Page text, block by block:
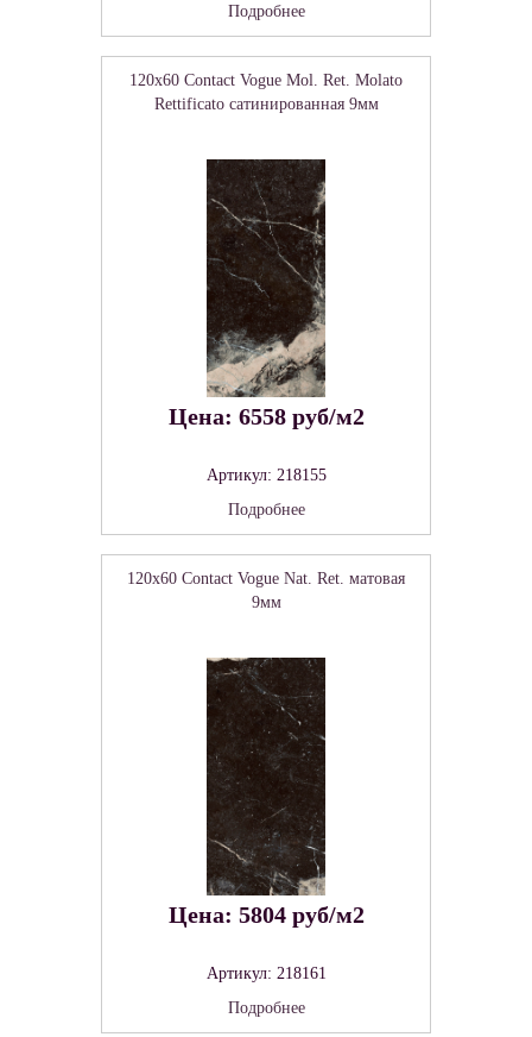
Подробнее
120x60 Contact Vogue Mol. Ret. Molato
Rettificato сатинированная 9мм
Цена: 6558 руб/м2
Артикул: 218155
Подробнее
120x60 Contact Vogue Nat. Ret. матовая
9мм
Цена: 5804 руб/м2
Артикул: 218161
Подробнее